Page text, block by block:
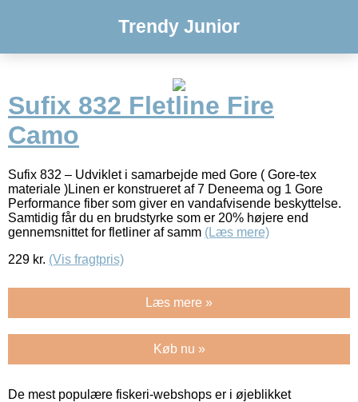
Trendy Junior
Sufix 832 Fletline Fire
Camo
Sufix 832 – Udviklet i samarbejde med Gore ( Gore-tex
materiale )Linen er konstrueret af 7 Deneema og 1 Gore
Performance fiber som giver en vandafvisende beskyttelse.
Samtidig får du en brudstyrke som er 20% højere end
gennemsnittet for fletliner af samm (Læs mere)
229 kr. (Vis fragtpris)
Læs mere »
Køb nu »
De mest populære fiskeri-webshops er i øjeblikket